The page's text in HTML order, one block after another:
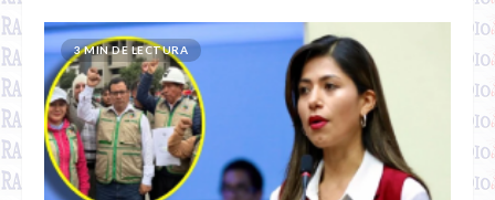
3 MIN DE LECTURA